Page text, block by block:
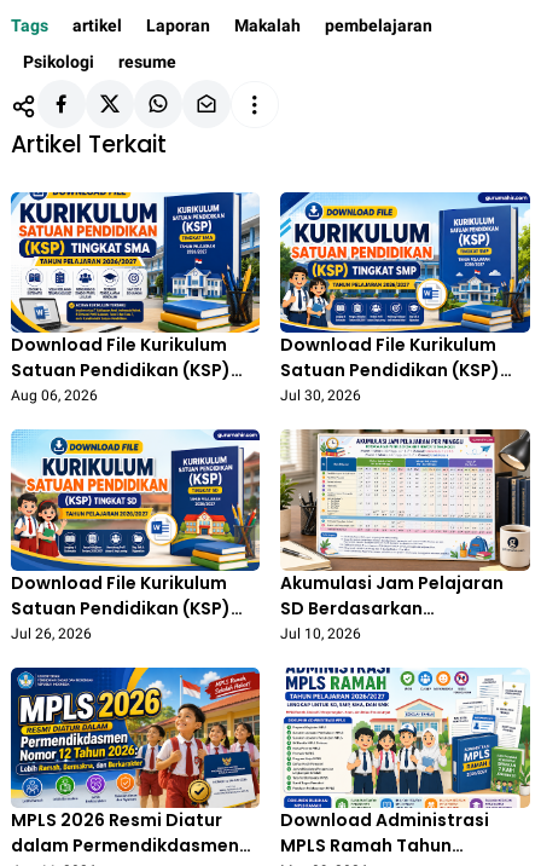
Tags artikel Laporan Makalah
pembelajaran
Psikologi
resume
Artikel Terkait
Download File Kurikulum
Satuan Pendidikan (KSP)
Tingkat SMA Tahun
Aug 06, 2026
Download File Kurikulum
Satuan Pendidikan (KSP)
Tingkat SMP Tahun
Jul 30, 2026
Download File Kurikulum
Satuan Pendidikan (KSP)
Tingkat SD Tahun Pelajaran
Jul 26, 2026
Akumulasi Jam Pelajaran
SD Berdasarkan
Permendikdasmen Nomor
Lengkapnya
Jul 10, 2026
MPLS 2026 Resmi Diatur
dalam Permendikdasmen
Download Administrasi
MPLS Ramah Tahun